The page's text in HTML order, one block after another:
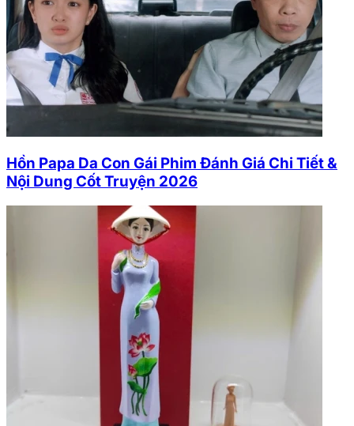
Hồn Papa Da Con Gái Phim Đánh Giá Chi Tiết &
Nội Dung Cốt Truyện 2026